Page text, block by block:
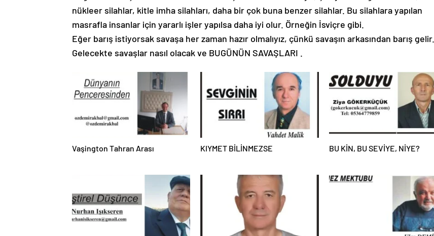
nükleer silahlar, kitle imha silahları, daha bir çok buna benzer silahlar. Bu silahlara yapılan
masrafla insanlar için yararlı işler yapılsa daha iyi olur. Örneğin İsviçre gibi.
Eğer barış istiyorsak savaşa her zaman hazır olmalıyız, çünkü savaşın arkasından barış gelir.
Gelecekte savaşlar nasıl olacak ve BUGÜNÜN SAVAŞLARI .
Vaşington Tahran Arası KIYMET BİLİNMEZSE BU KİN, BU SEVİYE, NİYE?